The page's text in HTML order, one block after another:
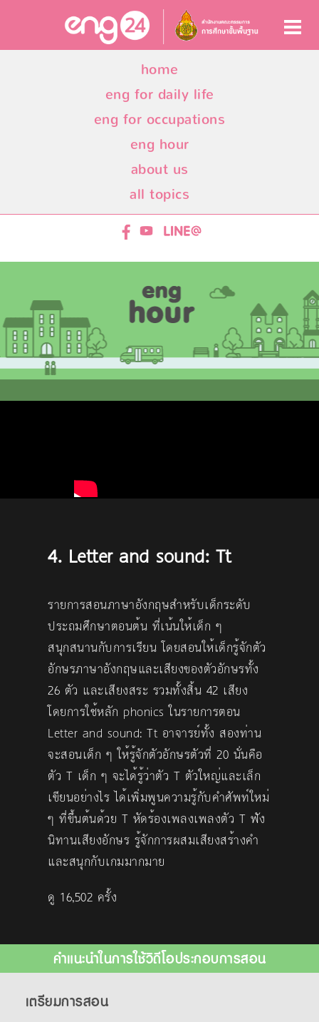
home
eng for daily life
eng for occupations
eng hour
about us
all topics
4. Letter and sound: Tt
รายการสอนภาษาอังกฤษสำหรับเด็กระดับ
ประถมศึกษาตอนต้น ที่เน้นให้เด็ก ๆ
สนุกสนานกับการเรียน โดยสอนให้เด็กรู้จักตัว
อักษรภาษาอังกฤษและเสียงของตัวอักษรทั้ง
26 ตัว และเสียงสระ รวมทั้งสิ้น 42 เสียง
โดยการใช้หลัก phonics ในรายการตอน
Letter and sound: Tt อาจารย์ทั้ง สองท่าน
จะสอนเด็ก ๆ ให้รู้จักตัวอักษรตัวที่ 20 นั่นคือ
ตัว T เด็ก ๆ จะได้รู้ว่าตัว T ตัวใหญ่และเล็ก
เขียนอย่างไร ได้เพิ่มพูนความรู้กับคำศัพท์ใหม่
ๆ ที่ขึ้นต้นด้วย T หัดร้องเพลงเพลงตัว T ฟัง
นิทานเสียงอักษร รู้จักการผสมเสียงสร้างคำ
และสนุกกับเกมมากมาย
ดู 16,502 ครั้ง
คำแนะนำในการใช้วิดีโอประกอบการสอน
เตรียมการสอน